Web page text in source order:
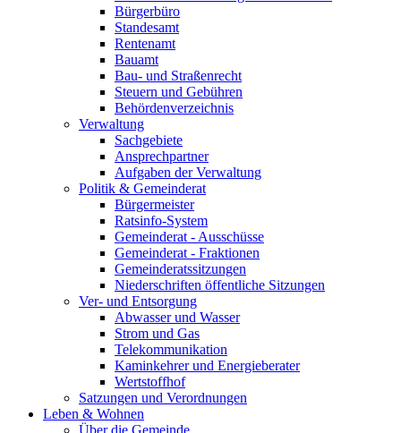
Bürgerbüro
Standesamt
Rentenamt
Bauamt
Bau- und Straßenrecht
Steuern und Gebühren
Behördenverzeichnis
Verwaltung
Sachgebiete
Ansprechpartner
Aufgaben der Verwaltung
Politik & Gemeinderat
Bürgermeister
Ratsinfo-System
Gemeinderat - Ausschüsse
Gemeinderat - Fraktionen
Gemeinderatssitzungen
Niederschriften öffentliche Sitzungen
Ver- und Entsorgung
Abwasser und Wasser
Strom und Gas
Telekommunikation
Kaminkehrer und Energieberater
Wertstoffhof
Satzungen und Verordnungen
Leben & Wohnen
Über die Gemeinde